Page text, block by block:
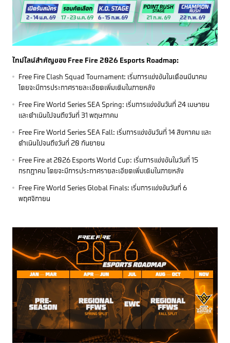
ไทม์ไลน์สำคัญของ Free Fire 2026 Esports Roadmap:
Free Fire Clash Squad Tournament: เริ่มการแข่งขันในเดือนมีนาคม
โดยจะมีการประกาศรายละเอียดเพิ่มเติมในภายหลัง
Free Fire World Series SEA Spring: เริ่มการแข่งขันวันที่ 24 เมษายน
และดำเนินไปจนถึงวันที่ 31 พฤษภาคม
Free Fire World Series SEA Fall: เริ่มการแข่งขันวันที่ 14 สิงหาคม และ
ดำเนินไปจนถึงวันที่ 20 กันยายน
Free Fire at 2026 Esports World Cup: เริ่มการแข่งขันในวันที่ 15
กรกฎาคม โดยจะมีการประกาศรายละเอียดเพิ่มเติมในภายหลัง
Free Fire World Series Global Finals: เริ่มการแข่งขันวันที่ 6
พฤศจิกายน